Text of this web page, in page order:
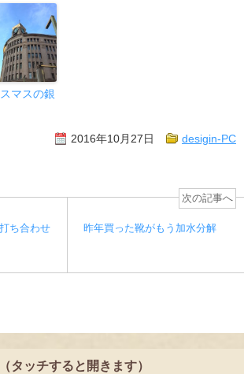
マスの銀
2016年10月27日 desigin-PC
ち合わせ
次の記事へ
昨年買った靴がもう加水分解
タッチすると開きます）